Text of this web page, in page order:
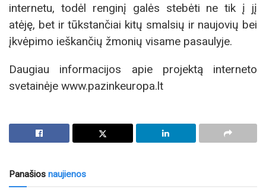
internetu, todėl renginį galės stebėti ne tik į jį
atėję, bet ir tūkstančiai kitų smalsių ir naujovių bei
įkvėpimo ieškančių žmonių visame pasaulyje.
Daugiau informacijos apie projektą interneto
svetainėje www.pazinkeuropa.lt
Panašios naujienos